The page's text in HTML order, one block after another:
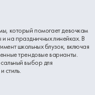
который помогает девочкам
и на праздничных линейках. В
школьных блузок, включая
трендовые варианты.
выбор для